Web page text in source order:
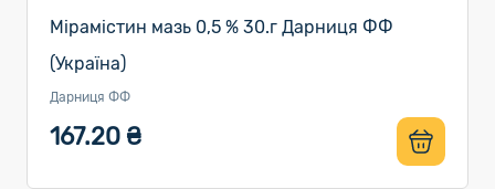
Мірамістин мазь 0,5 % 30.г Дарниця ФФ
(Україна)
Дарниця ФФ
167.20 ₴